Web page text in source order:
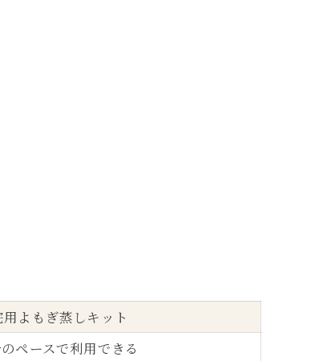
用よもぎ蒸しキット
ペースで利用できる